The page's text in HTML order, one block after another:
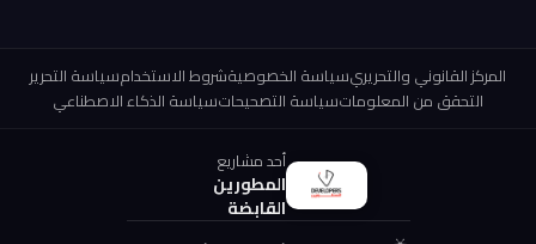
المركز القانوني والتحريريسياسة الخصوصيةشروط الاستخدامسياسة التحرير
التحقق من المعلوماتسياسة التصحيحاتسياسة الذكاء الاصطناعي
أحد مشاريع
المطورين
القابضة